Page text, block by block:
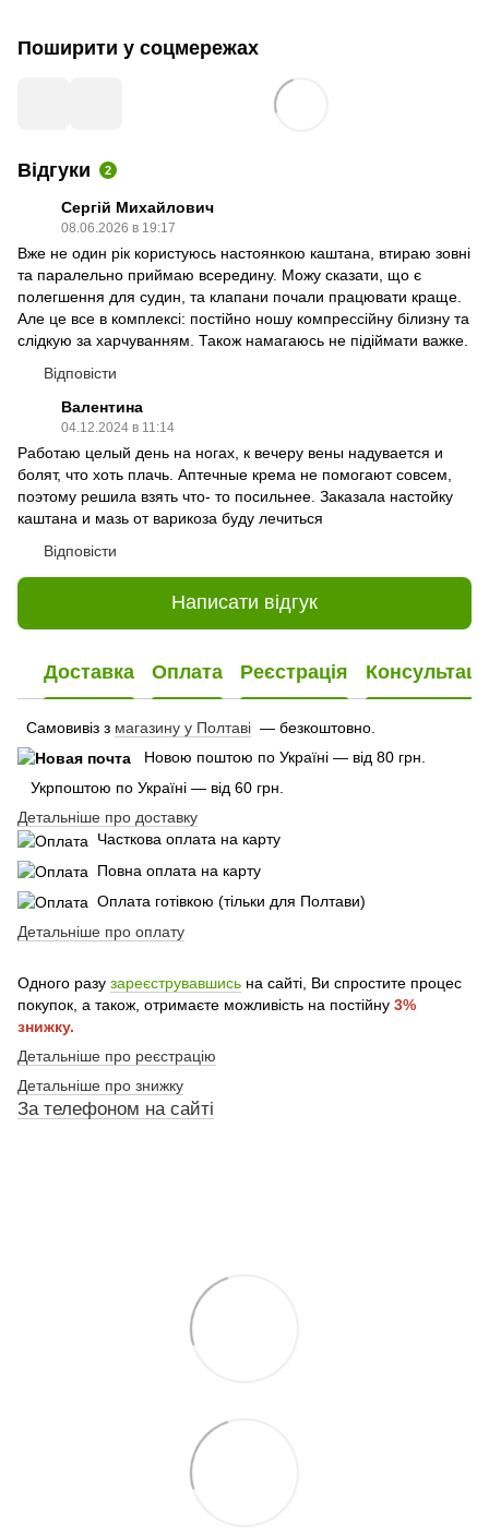
Поширити у соцмережах
Відгуки 2
Сергій Михайлович
08.06.2026 в 19:17
Вже не один рік користуюсь настоянкою каштана, втираю зовні
та паралельно приймаю всередину. Можу сказати, що є
полегшення для судин, та клапани почали працювати краще.
Але це все в комплексі: постійно ношу компрессійну білизну та
слідкую за харчуванням. Також намагаюсь не підіймати важке.
Відповісти
Валентина
04.12.2024 в 11:14
Работаю целый день на ногах, к вечеру вены надувается и
болят, что хоть плачь. Аптечные крема не помогают совсем,
поэтому решила взять что- то посильнее. Заказала настойку
каштана и мазь от варикоза буду лечиться
Відповісти
Написати відгук
Доставка Оплата Реєстрація
Самовивіз з магазину у Полтаві — безкоштовно.
Новою поштою по Україні — від 80 грн.
Укрпоштою по Україні — від 60 грн.
Детальніше про доставку
Часткова оплата на карту
Повна оплата на карту
Оплата готівкою (тільки для Полтави)
Детальніше про оплату
Одного разу зареєструвавшись на сайті, Ви спростите процес
покупок, а також, отримаєте можливість на постійну 3%
знижку.
Детальніше про реєстрацію
Детальніше про знижку
За телефоном на сайті